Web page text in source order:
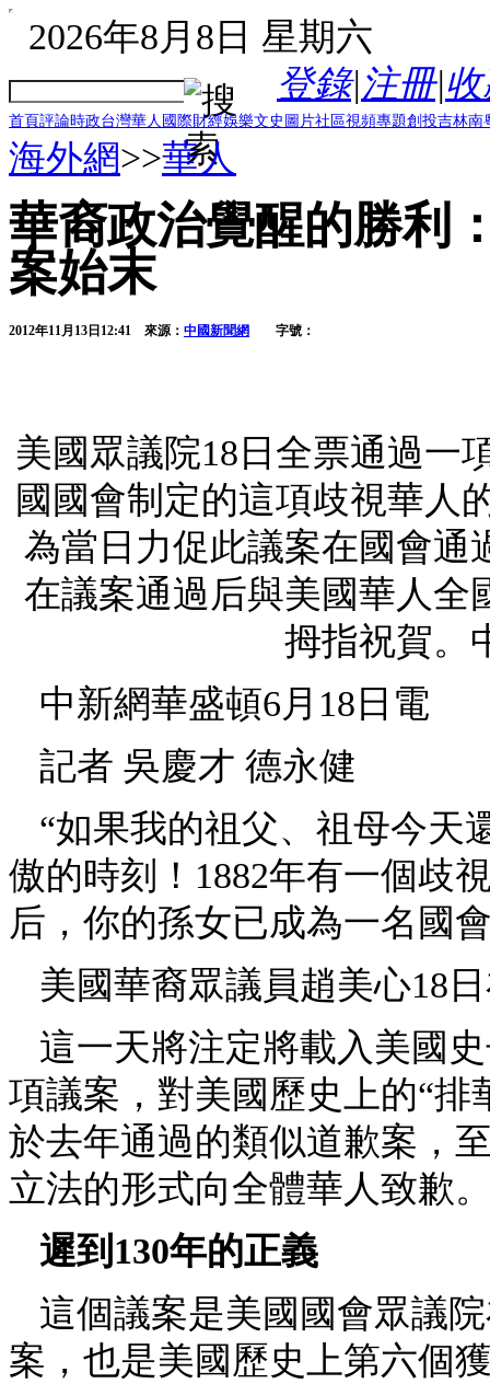
2026年8月8日 星期六
登錄|注冊|
首頁評論時政台灣華人 國際財經娛樂文史 圖片社區視頻專題創投吉林南
海外網>>華人
華裔政治覺醒的勝利
案始末
2012年11月13日12:41 來源： 中國新聞網 字號：
美國眾議院18日全票通過一
國國會制定的這項歧視華人
為當日力促此議案在國會通
在議案通過后與美國華人全
拇指祝賀。
中新網華盛頓6月18日電
記者 吳慶才 德永健
“如果我的祖父、祖母今天
傲的時刻！1882年有一個歧
后，你的孫女已成為一名國
美國華裔眾議員趙美心18
這一天將注定將載入美國
項議案，對美國歷史上的“
於去年通過的類似道歉案，
立法的形式向全體華人致歉
遲到130年的正義
這個議案是美國國會眾議
案，也是美國歷史上第六個